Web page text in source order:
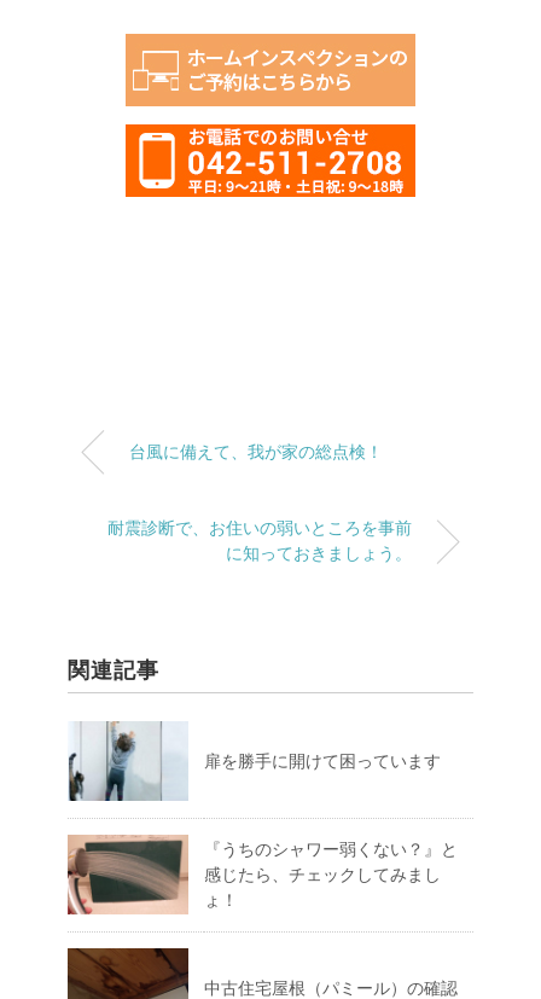
台風に備えて、我が家の総点検！
耐震診断で、お住いの弱いところを事前
に知っておきましょう。
関連記事
扉を勝手に開けて困っています
『うちのシャワー弱くない？』と
感じたら、チェックしてみまし
ょ！
中古住宅屋根（パミール）の確認